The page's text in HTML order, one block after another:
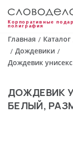
Корпоративные
полиграфия
Главная / Каталог
/ Дождевики /
Дождевик
ДОЖДЕВИК
БЕЛЫЙ,